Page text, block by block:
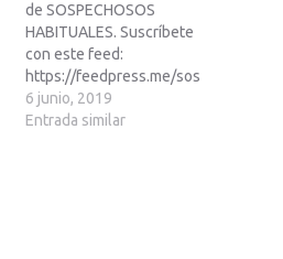
de SOSPECHOSOS
HABITUALES. Suscríbete
con este feed:
https://feedpress.me/sos
pechososhabituales
6 junio, 2019
Entrada similar